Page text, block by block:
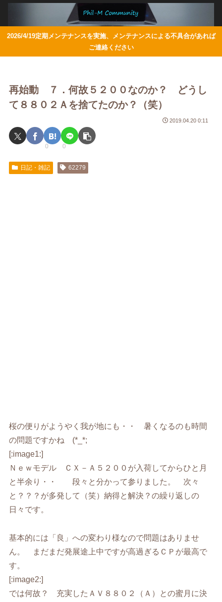
2026/4/19定期メンテナンスを実施、メンテナンスによる不具合があれば
ご連絡ください
再始動 ７．何故５２００なのか？ どうし
て８８０２Ａを捨てたのか？（笑）
2019.04.20 0:11
0 0
日記・雑記 62279
桜の便りがようやく我が地にも・・ 暑くなるのも時間
の問題ですかね (*_*;
[:image1:]
Ｎｅｗモデル ＣＸ－Ａ５２００が入荷してからひと月
と半余り・・ 段々と分かって参りました。 次々
と？？？が多発して（笑）納得と解決？の繰り返しの
日々です。
基本的には「良」への変わり様なので問題はありませ
ん。 まだまだ発展途上中ですが高過ぎるＣＰが最高で
す。
[:image2:]
では何故？ 充実したＡＶ８８０２（Ａ）との蜜月に決